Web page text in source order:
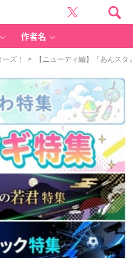
作者名
ズ！ > 【ニューディ編】『あんスタ